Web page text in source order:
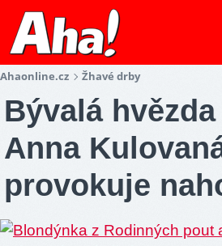
Ahaonline.cz Žhavé drby
Bývalá
Anna
provokuje